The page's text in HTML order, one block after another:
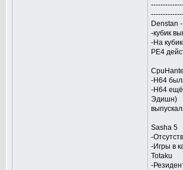
Denstan -
-кубик
-На
РЕ4
-Н64
-Н64 ещё
Эдишн)
Sasha 5
-
-Игры в
Totaku
-